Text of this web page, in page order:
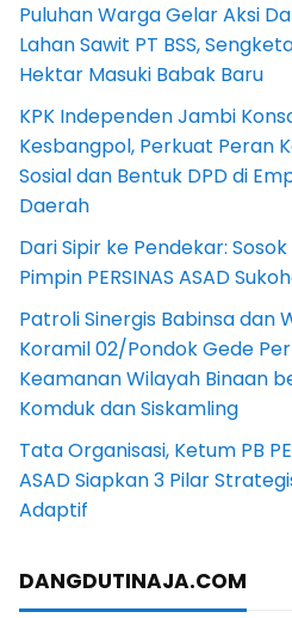
Puluhan Warga Gelar Aksi
Lahan Sawit PT BSS,
Hektar Masuki Babak Baru
KPK Independen Jambi
Kesbangpol, Perkuat Peran
Sosial dan Bentuk DPD di
Daerah
Dari Sipir ke Pendekar: Sosok
Pimpin PERSINAS ASAD
Patroli Sinergis Babinsa dan
Koramil 02/Pondok Gede
Keamanan Wilayah Binaan
Komduk dan Siskamling
Tata Organisasi, Ketum PB
ASAD Siapkan 3 Pilar
Adaptif
DANGDUTINAJA.COM